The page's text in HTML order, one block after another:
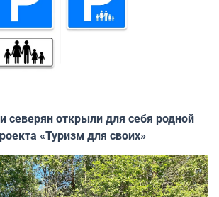
северян открыли для себя родной
«Туризм для своих»